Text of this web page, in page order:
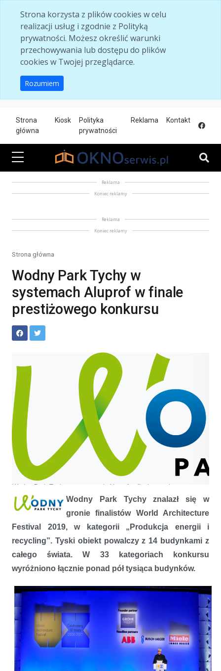
Strona korzysta z plików cookies w celu
realizacji usług i zgodnie z Polityką
prywatności. Możesz określić warunki
przechowywania lub dostępu do plików
cookies w Twojej przeglądarce.
Rozumiem
Strona
główna
Kiosk
Polityka
prywatności
Reklama Kontakt
Reklama
Koniec reklamy
Reklama
Koniec reklamy
Strona główna
Wodny Park Tychy w
systemach Aluprof w finale
prestiżowego konkursu
Wodny Park Tychy w systemach Aluprof w finale prestiżowego
konkursu
Wodny Park Tychy znalazł się w
gronie finalistów World Architecture
Festival 2019, w kategorii „Produkcja energii i
recycling”. Tyski obiekt powalczy z 14 budynkami z
całego świata. W 33 kategoriach konkursu
wyróżniono łącznie ponad pół tysiąca budynków.